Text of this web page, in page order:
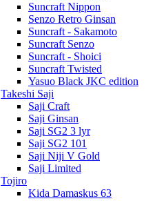
Suncraft Nippon
Senzo Retro Ginsan
Suncraft - Sakamoto
Suncraft Senzo
Suncraft - Shoici
Suncraft Twisted
Yasuo Black JKC edition
Takeshi Saji
Saji Craft
Saji Ginsan
Saji SG2 3 lyr
Saji SG2 101
Saji Niji V Gold
Saji Limited
Tojiro
Kida Damaskus 63